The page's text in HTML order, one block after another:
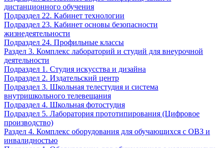
дистанционного обучения
Подраздел 22. Кабинет технологии
Подраздел 23. Кабинет основы безопасности
жизнедеятельности
Подраздел 24. Профильные классы
Раздел 3. Комплекс лабораторий и студий для внеурочной
деятельности
Подраздел 1. Студия искусства и дизайна
Подраздел 2. Издательский центр
Подраздел 3. Школьная телестудия и система
внутришкольного телевещания
Подраздел 4. Школьная фотостудия
Подраздел 5. Лаборатория прототипирования (Цифровое
производство)
Раздел 4. Комплекс оборудования для обучающихся с ОВЗ и
инвалидностью